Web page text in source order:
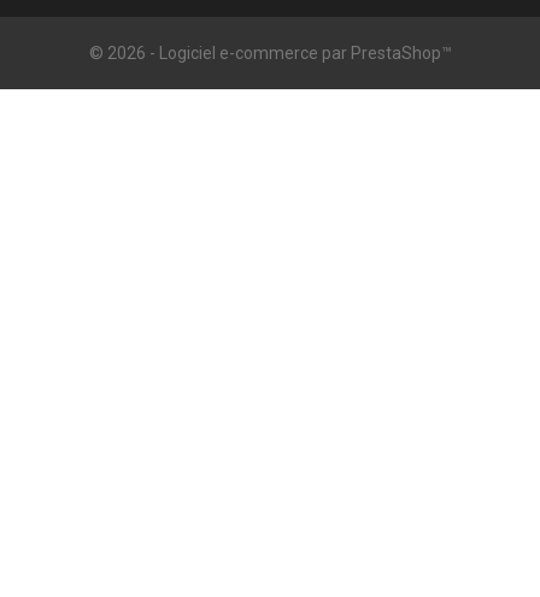
© 2026 - Logiciel e-commerce par PrestaShop™